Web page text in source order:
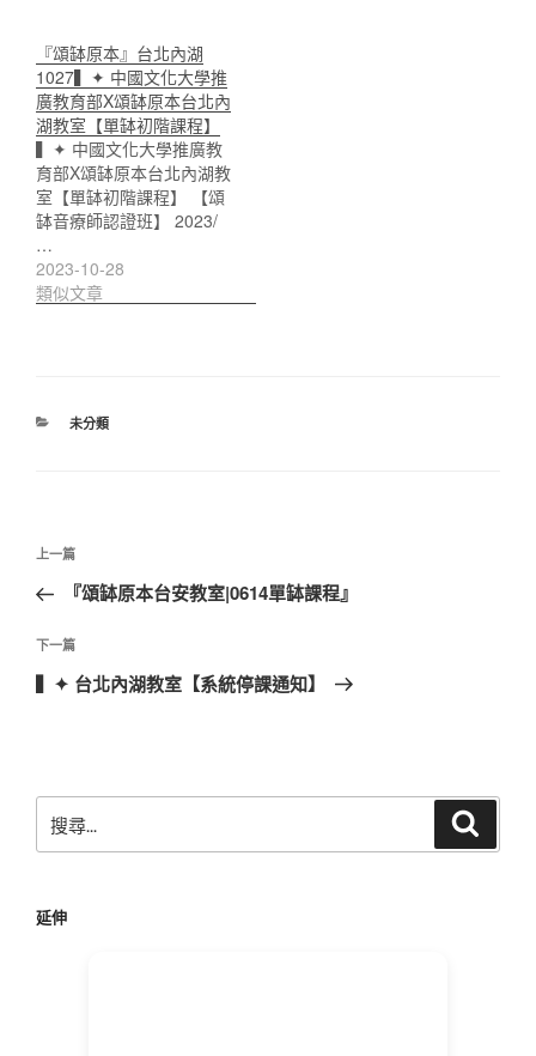
『頌缽原本』台北內湖
1027▍✦ 中國文化大學推
廣教育部X頌缽原本台北內
湖教室【單缽初階課程】
▍✦ 中國文化大學推廣教
育部X頌缽原本台北內湖教
室【單缽初階課程】 【頌
缽音療師認證班】 2023/
…
2023-10-28
類似文章
分
未分類
文
導
覽
上
一
文
章
上一篇
『頌缽原本台安教室|0614單缽課程』
下
一
下一篇
▍✦ 台北內湖教室【系統停課通知】
尋
字:
延伸